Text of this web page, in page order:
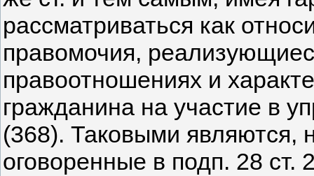
рассматриваться как
правомочия,
правоотношениях и
гражданина на участие в
(368). Таковыми являются,
оговоренные в подп. 28 ст.